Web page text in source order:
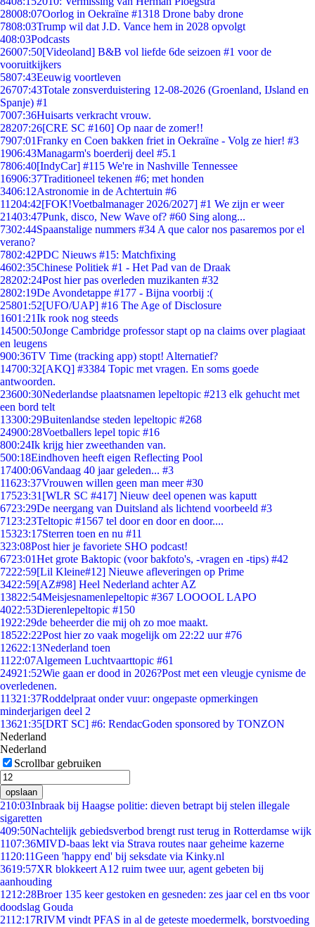
28008:07Oorlog in Oekraïne #1318 Drone baby drone
7808:03Trump wil dat J.D. Vance hem in 2028 opvolgt
408:03Podcasts
26007:50[Videoland] B&B vol liefde 6de seizoen #1 voor de
vooruitkijkers
5807:43Eeuwig voortleven
26707:43Totale zonsverduistering 12-08-2026 (Groenland, IJsland en
Spanje) #1
7007:36Huisarts verkracht vrouw.
28207:26[CRE SC #160] Op naar de zomer!!
7907:01Franky en Coen bakken friet in Oekraïne - Volg ze hier! #3
1906:43Managarm's boerderij deel #5.1
7806:40[IndyCar] #115 We're in Nashville Tennessee
16906:37Traditioneel tekenen #6; met honden
3406:12Astronomie in de Achtertuin #6
11204:42[FOK!Voetbalmanager 2026/2027] #1 We zijn er weer
21403:47Punk, disco, New Wave of? #60 Sing along...
7302:44Spaanstalige nummers #34 A que calor nos pasaremos por el
verano?
7802:42PDC Nieuws #15: Matchfixing
4602:35Chinese Politiek #1 - Het Pad van de Draak
28202:24Post hier pas overleden muzikanten #32
2802:19De Avondetappe #177 - Bijna voorbij :(
25801:52[UFO/UAP] #16 The Age of Disclosure
1601:21Ik rook nog steeds
14500:50Jonge Cambridge professor stapt op na claims over plagiaat
en leugens
900:36TV Time (tracking app) stopt! Alternatief?
14700:32[AKQ] #3384 Topic met vragen. En soms goede
antwoorden.
23600:30Nederlandse plaatsnamen lepeltopic #213 elk gehucht met
een bord telt
13300:29Buitenlandse steden lepeltopic #268
24900:28Voetballers lepel topic #16
800:24Ik krijg hier zweethanden van.
500:18Eindhoven heeft eigen Reflecting Pool
17400:06Vandaag 40 jaar geleden... #3
11623:37Vrouwen willen geen man meer #30
17523:31 [WLR SC #417] Nieuw deel openen was kaputt
6723:29De neergang van Duitsland als lichtend voorbeeld #3
71 23:23Teltopic #1567 tel door en door en door....
15323:17Sterren toen en nu #11
323:08Post hier je favoriete SHO podcast!
6723:01Het grote Baktopic (voor bakfoto's, -vragen en -tips) #42
7222:59[Lil Kleine#12] Nieuwe afleveringen op Prime
3422:59[AZ#98] Heel Nederland achter AZ
13822:54Meisjesnamenlepeltopic #367 LOOOOL LAPO
4022:53Dierenlepeltopic #150
1922:29de beheerder die mij oh zo moe maakt.
18522:22Post hier zo vaak mogelijk om 22:22 uur #76
12622:13Nederland toen
11 22:07Algemeen Luchtvaarttopic #61
24921:52Wie gaan er dood in 2026?Post met een vleugje cynisme de
overledenen.
11321:37Roddelpraat onder vuur: ongepaste opmerkingen
minderjarigen deel 2
13621:35[DRT SC] #6: RendacGoden sponsored by TONZON
Nederland
Nederland
Scrollbar gebruiken
opslaan
210:03Inbraak bij Haagse politie: dieven betrapt bij stelen illegale
sigaretten
409:50Nachtelijk gebiedsverbod brengt rust terug in Rotterdamse wijk
1107:36MIVD-baas lekt via Strava routes naar geheime kazerne
11 20:11Geen 'happy end' bij seksdate via Kinky.nl
3619:57XR blokkeert A12 ruim twee uur, agent gebeten bij
aanhouding
1212:28Broer 135 keer gestoken en gesneden: zes jaar cel en tbs voor
doodslag Gouda
2112:17RIVM vindt PFAS in al de geteste moedermelk, borstvoeding